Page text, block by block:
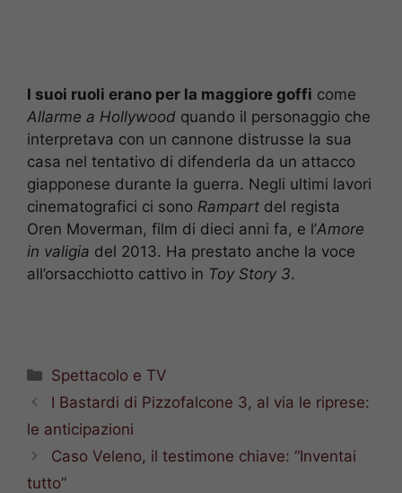
I suoi ruoli erano per la maggiore goffi come
Allarme a Hollywood quando il personaggio che
interpretava con un cannone distrusse la sua
casa nel tentativo di difenderla da un attacco
giapponese durante la guerra. Negli ultimi lavori
cinematografici ci sono Rampart del regista
Oren Moverman, film di dieci anni fa, e l’Amore
in valigia del 2013. Ha prestato anche la voce
all’orsacchiotto cattivo in Toy Story 3.
Categorie
Spettacolo e TV
I Bastardi di Pizzofalcone 3, al via le riprese:
le anticipazioni
Caso Veleno, il testimone chiave: “Inventai
tutto”